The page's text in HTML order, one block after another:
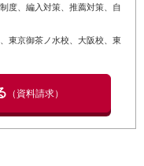
度、編入対策、推薦対策、自
、東京御茶ノ水校 、大阪校 、東
（資料請求）